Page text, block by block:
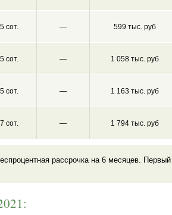
сот. — 599 тыс. руб
сот. — 1 058 тыс. руб
сот. — 1 163 тыс. руб
сот. — 1 794 тыс. руб
рассрочка на 6 месяцев. Первый